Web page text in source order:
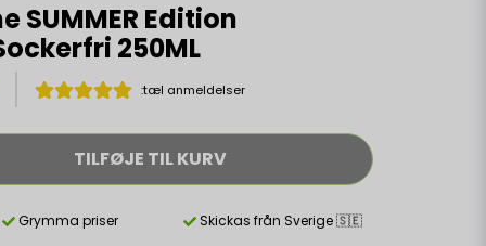
SUMMER Edition
250ML
:tæl anmeldelser
TILFØJE TIL KURV
Grymma priser Skickas från Sverige 🇸🇪